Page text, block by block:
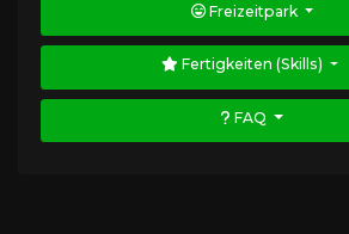
Freizeitpark
Fertigkeiten (Skills)
FAQ